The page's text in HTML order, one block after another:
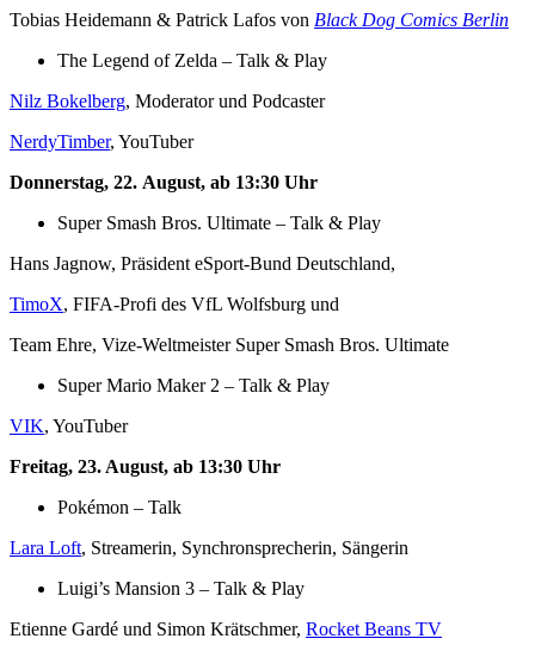
Tobias Heidemann & Patrick Lafos von Black Dog Comics Berlin
The Legend of Zelda – Talk & Play
Nilz Bokelberg, Moderator und Podcaster
NerdyTimber, YouTuber
Donnerstag, 22. August, ab 13:30 Uhr
Super Smash Bros. Ultimate – Talk & Play
Hans Jagnow, Präsident eSport-Bund Deutschland,
TimoX, FIFA-Profi des VfL Wolfsburg und
Team Ehre, Vize-Weltmeister Super Smash Bros. Ultimate
Super Mario Maker 2 – Talk & Play
VIK, YouTuber
Freitag, 23. August, ab 13:30 Uhr
Pokémon – Talk
Lara Loft, Streamerin, Synchronsprecherin, Sängerin
Luigi’s Mansion 3 – Talk & Play
Etienne Gardé und Simon Krätschmer, Rocket Beans TV